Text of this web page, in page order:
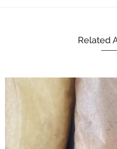
Related